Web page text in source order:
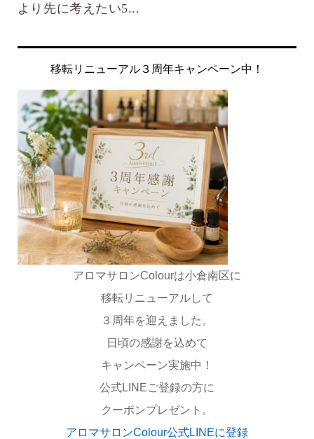
自然な快眠ルーティ...
移転リニューアル３周年キャンペーン中！
アロマサロンColourは小倉南区に
移転リニューアルして
３周年を迎えました。
日頃の感謝を込めて
キャンペーン実施中！
公式LINEご登録の方に
クーポンプレゼント。
アロマサロンColour公式LINEに登録